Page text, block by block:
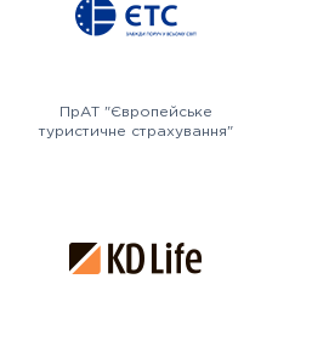
ПрАТ "Європейське
туристичне страхування"